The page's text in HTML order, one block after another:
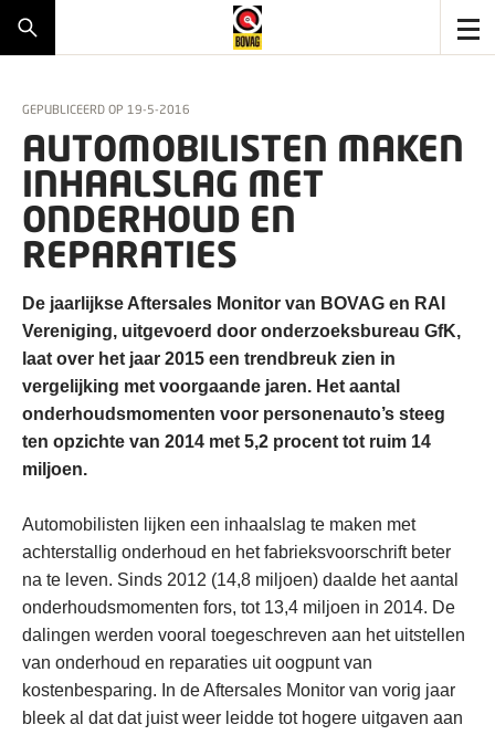
GEPUBLICEERD OP 19-5-2016
AUTOMOBILISTEN MAKEN
INHAALSLAG MET
ONDERHOUD EN
REPARATIES
De jaarlijkse Aftersales Monitor van BOVAG en RAI
Vereniging, uitgevoerd door onderzoeksbureau GfK,
laat over het jaar 2015 een trendbreuk zien in
vergelijking met voorgaande jaren. Het aantal
onderhoudsmomenten voor personenauto’s steeg
ten opzichte van 2014 met 5,2 procent tot ruim 14
miljoen.
Automobilisten lijken een inhaalslag te maken met
achterstallig onderhoud en het fabrieksvoorschrift beter
na te leven. Sinds 2012 (14,8 miljoen) daalde het aantal
onderhoudsmomenten fors, tot 13,4 miljoen in 2014. De
dalingen werden vooral toegeschreven aan het uitstellen
van onderhoud en reparaties uit oogpunt van
kostenbesparing. In de Aftersales Monitor van vorig jaar
bleek al dat dat juist weer leidde tot hogere uitgaven aan